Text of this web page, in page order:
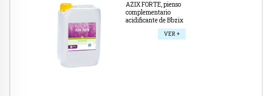
AZIX FORTE, pienso
complementario
acidificante de Bbzix
VER +